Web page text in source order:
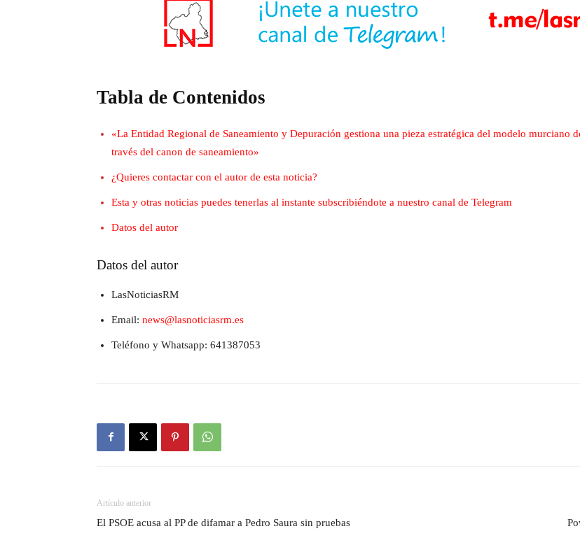
Tabla de Contenidos
«La Entidad Regional de Saneamiento y Depuración gestiona una pieza estratégica del modelo murciano
través del canon de saneamiento»
¿Quieres contactar con el autor de esta noticia?
Esta y otras noticias puedes tenerlas al instante subscribiéndote a nuestro canal de Telegram
Datos del autor
Datos del autor
LasNoticiasRM
Email: news@lasnoticiasrm.es
Teléfono y Whatsapp: 641387053
Artículo anterior
El PSOE acusa al PP de difamar a Pedro Saura sin pruebas